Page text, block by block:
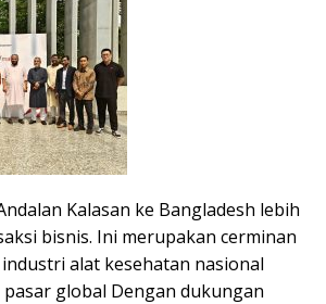
Kalasan ke Bangladesh lebih
bisnis. Ini merupakan cerminan
alat kesehatan nasional
global Dengan dukungan